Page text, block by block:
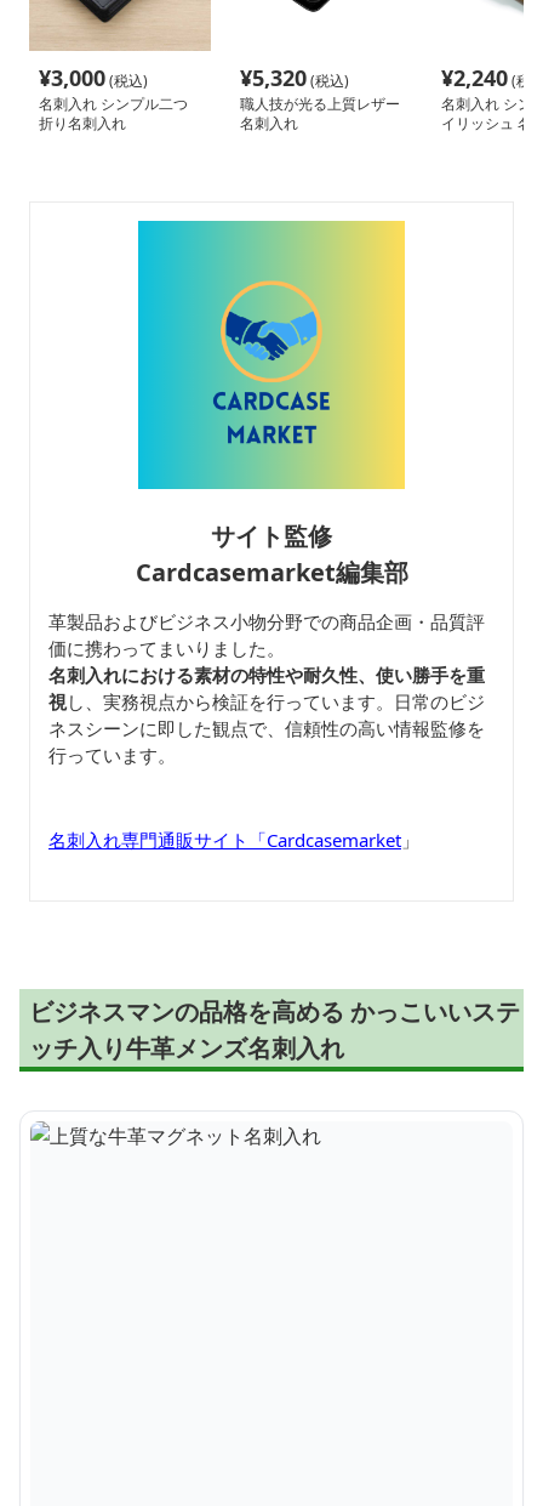
¥3,000(税込)
名刺入れ シンプル二つ
折り名刺入れ
¥5,320(税込)
職人技が光る上質レザー
名刺入れ
¥2,240(税
名刺入れ シン
イリッシュ 名
サイト監修
Cardcasemarket編集部
革製品およびビジネス小物分野での商品企画・品質評
価に携わってまいりました。
名刺入れにおける素材の特性や耐久性、使い勝手を重
視し、実務視点から検証を行っています。日常のビジ
ネスシーンに即した観点で、信頼性の高い情報監修を
行っています。
名刺入れ専門通販サイト「Cardcasemarket 」
ビジネスマンの品格を高める かっこいいステ
ッチ入り牛革メンズ名刺入れ